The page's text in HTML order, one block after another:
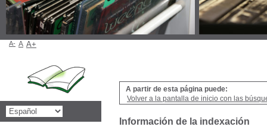
A partir de esta página puede:
Volver a la pantalla de inicio con las
Información de la indexación
A- A A+